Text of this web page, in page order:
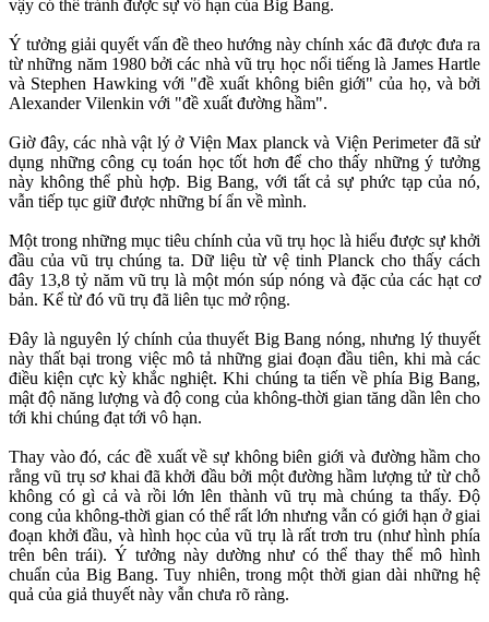
vậy có thể tránh được sự vô hạn của Big Bang.
Ý tưởng giải quyết vấn đề theo hướng này chính xác đã được đưa ra
từ những năm 1980 bởi các nhà vũ trụ học nổi tiếng là James Hartle
và Stephen Hawking với "đề xuất không biên giới" của họ, và bởi
Alexander Vilenkin với "đề xuất đường hầm".
Giờ đây, các nhà vật lý ở Viện Max planck và Viện Perimeter đã sử
dụng những công cụ toán học tốt hơn để cho thấy những ý tưởng
này không thể phù hợp. Big Bang, với tất cả sự phức tạp của nó,
vẫn tiếp tục giữ được những bí ẩn về mình.
Một trong những mục tiêu chính của vũ trụ học là hiểu được sự khởi
đầu của vũ trụ chúng ta. Dữ liệu từ vệ tinh Planck cho thấy cách
đây 13,8 tỷ năm vũ trụ là một món súp nóng và đặc của các hạt cơ
bản. Kể từ đó vũ trụ đã liên tục mở rộng.
Đây là nguyên lý chính của thuyết Big Bang nóng, nhưng lý thuyết
này thất bại trong việc mô tả những giai đoạn đầu tiên, khi mà các
điều kiện cực kỳ khắc nghiệt. Khi chúng ta tiến về phía Big Bang,
mật độ năng lượng và độ cong của không-thời gian tăng dần lên cho
tới khi chúng đạt tới vô hạn.
Thay vào đó, các đề xuất về sự không biên giới và đường hầm cho
rằng vũ trụ sơ khai đã khởi đầu bởi một đường hầm lượng tử từ chỗ
không có gì cả và rồi lớn lên thành vũ trụ mà chúng ta thấy. Độ
cong của không-thời gian có thể rất lớn nhưng vẫn có giới hạn ở giai
đoạn khởi đầu, và hình học của vũ trụ là rất trơn tru (như hình phía
trên bên trái). Ý tưởng này dường như có thể thay thể mô hình
chuẩn của Big Bang. Tuy nhiên, trong một thời gian dài những hệ
quả của giả thuyết này vẫn chưa rõ ràng.